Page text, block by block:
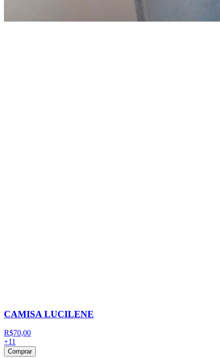
CAMISA LUCILENE
R$70,00
+11
Comprar